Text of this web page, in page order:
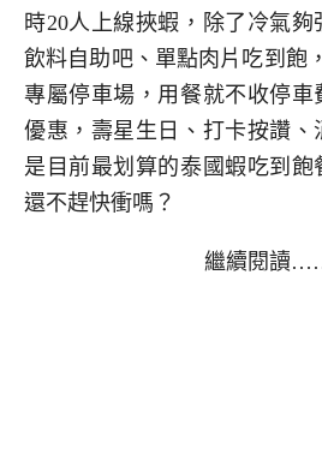
時20人上線挾蝦，除了冷氣
飲料自助吧、單點肉片吃到飽
專屬停車場，用餐就不收停車
優惠，壽星生日、打卡按讚
是目前最划算的泰國蝦吃到
還不趕快衝嗎？
繼續閱讀